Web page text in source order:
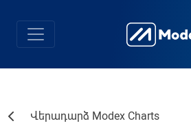
Վերադարձ Modex Charts